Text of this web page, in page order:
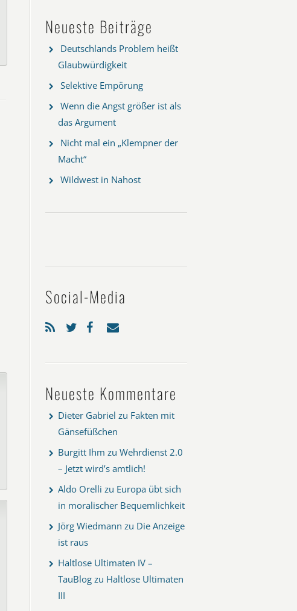
Neueste Beiträge
Deutschlands Problem heißt
Glaubwürdigkeit
Selektive Empörung
Wenn die Angst größer ist als
das Argument
Nicht mal ein „Klempner der
Macht“
Wildwest in Nahost
Social-Media
Neueste Kommentare
Dieter Gabriel zu Fakten mit
Gänsefüßchen
Burgitt Ihm zu Wehrdienst 2.0
– Jetzt wird’s amtlich!
Aldo Orelli zu Europa übt sich
in moralischer Bequemlichkeit
Jörg Wiedmann zu Die Anzeige
ist raus
Haltlose Ultimaten IV –
TauBlog zu Haltlose Ultimaten
III